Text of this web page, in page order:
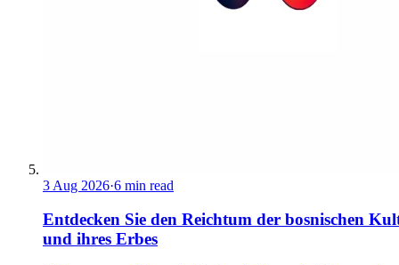
3 Aug 2026·6 min read
Entdecken Sie den Reichtum der bosnischen
und ihres Erbes